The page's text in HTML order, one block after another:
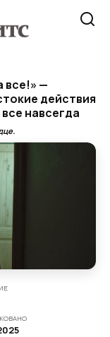
все!» —
действия
навсегда